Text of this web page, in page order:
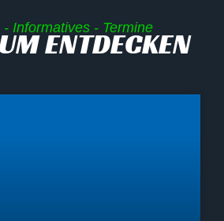
Informatives - Termine
ENTDECKEN